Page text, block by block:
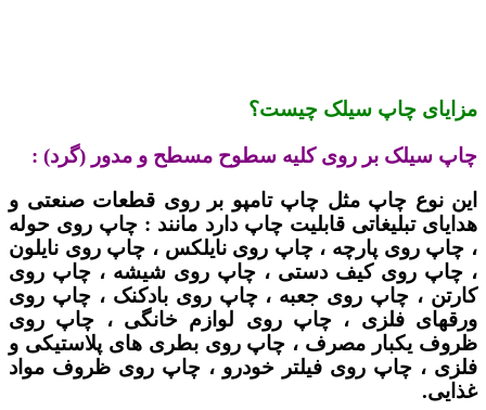
مزایای چاپ سیلک چیست؟
چاپ سیلک بر روی کلیه سطوح مسطح و مدور (گرد) :
این نوع چاپ مثل چاپ تامپو بر روی قطعات صنعتی و
هدایای تبلیغاتی قابلیت چاپ دارد مانند : چاپ روی حوله
، چاپ روی پارچه ، چاپ روی نایلکس ، چاپ روی نایلون
، چاپ روی کیف دستی ، چاپ روی شیشه ، چاپ روی
کارتن ، چاپ روی جعبه ، چاپ روی بادکنک ، چاپ روی
ورقهای فلزی ، چاپ روی لوازم خانگی ، چاپ روی
ظروف یکبار مصرف ، چاپ روی بطری های پلاستیکی و
فلزی ، چاپ روی فیلتر خودرو ، چاپ روی ظروف مواد
غذایی.